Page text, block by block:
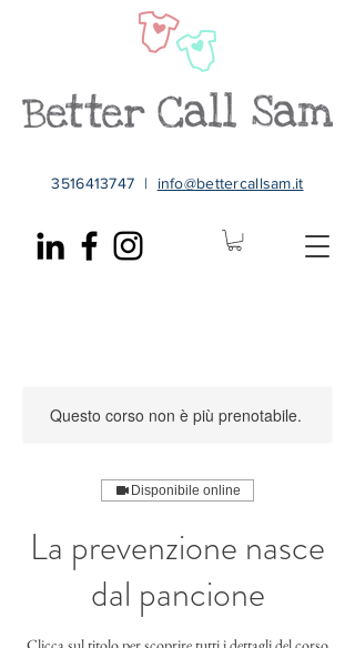
3516413747 | info@bettercallsam.it
Questo corso non è più prenotabile.
Disponibile online
La prevenzione nasce
dal pancione